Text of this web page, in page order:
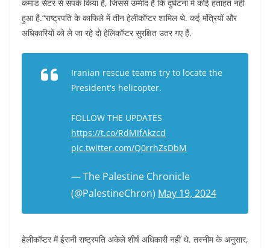
कमांड सेंटर से संपर्क किया है, जिससे उम्मीद है कि दुर्घटना में कोई हताहत नहीं
हुआ है.“राष्ट्रपति के काफिले में तीन हेलीकॉप्टर शामिल थे. कई मंत्रियों और
अधिकारियों को ले जा रहे दो हेलिकॉप्टर सुरक्षित उतर गए हैं.
Iranian rescue teams try to locate the
President's helicopter.
FOLLOW THE UPDATES
https://t.co/RdMIfAkzcd
pic.twitter.com/Q0rrhZsDbM
— The Palestine Chronicle
(@PalestineChron) May 19, 2024
हेलीकॉप्टर में ईरानी राष्ट्रपति अकेले शीर्ष अधिकारी नहीं थे. तस्नीम के अनुसार,